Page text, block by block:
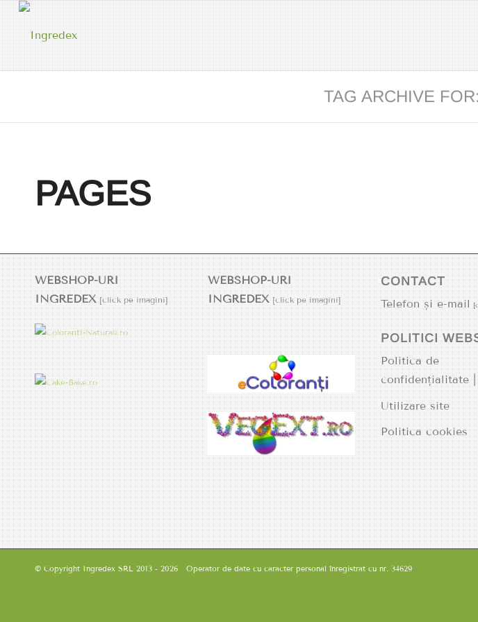
TAG ARCHIVE
PAGES
WEBSHOP-URI
INGREDEX[click pe imagini]
WEBSHOP-URI
INGREDEX[click pe imagini]
CONTACT
Telefon și e-mail
POLITICI
Politica de
confidențialitate |
Utilizare site
Politica cookies
© Copyright Ingredex SRL 2013 - 2026 Operator de date cu caracter personal înregistrat cu nr. 34629